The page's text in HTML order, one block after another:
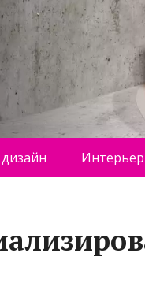
Интерьер